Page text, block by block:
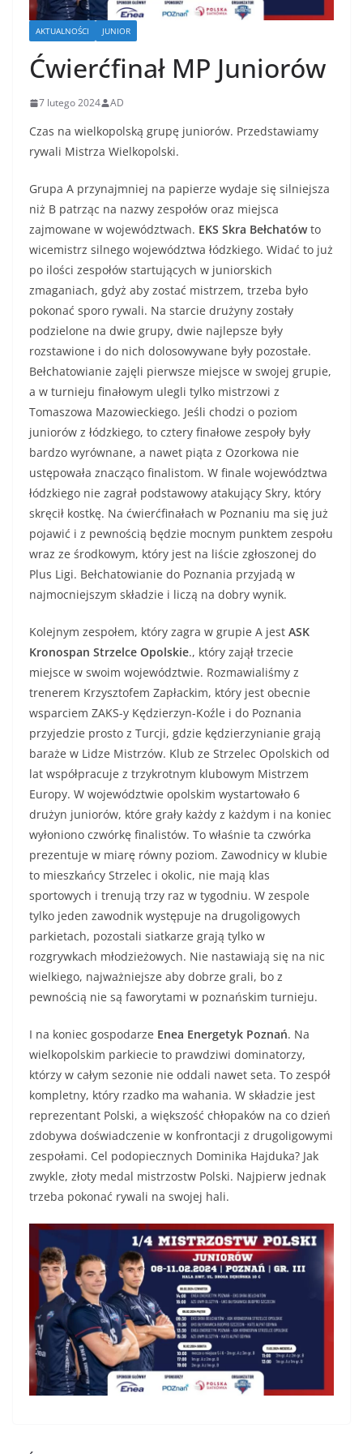
AKTUALNOŚCI JUNIOR
Ćwierćfinał MP Juniorów
7 lutego 2024 AD
Czas na wielkopolską grupę juniorów. Przedstawiamy
rywali Mistrza Wielkopolski.
Grupa A przynajmniej na papierze wydaje się silniejsza
niż B patrząc na nazwy zespołów oraz miejsca
zajmowane w województwach. EKS Skra Bełchatówto
wicemistrz silnego województwa łódzkiego. Widać to już
po ilości zespołów startujących w juniorskich
zmaganiach, gdyż aby zostać mistrzem, trzeba było
pokonać sporo rywali. Na starcie drużyny zostały
podzielone na dwie grupy, dwie najlepsze były
rozstawione i do nich dolosowywane były pozostałe.
Bełchatowianie zajęli pierwsze miejsce w swojej grupie,
a w turnieju finałowym ulegli tylko mistrzowi z
Tomaszowa Mazowieckiego. Jeśli chodzi o poziom
juniorów z łódzkiego, to cztery finałowe zespoły były
bardzo wyrównane, a nawet piąta z Ozorkowa nie
ustępowała znacząco finalistom. W finale województwa
łódzkiego nie zagrał podstawowy atakujący Skry, który
skręcił kostkę. Na ćwierćfinałach w Poznaniu ma się już
pojawić i z pewnością będzie mocnym punktem zespołu
wraz ze środkowym, który jest na liście zgłoszonej do
Plus Ligi. Bełchatowianie do Poznania przyjadą w
najmocniejszym składzie i liczą na dobry wynik.
Kolejnym zespołem, który zagra w grupie A jest ASK
Kronospan Strzelce Opolskie., który zajął trzecie
miejsce w swoim województwie. Rozmawialiśmy z
trenerem Krzysztofem Zapłackim, który jest obecnie
wsparciem ZAKS-y Kędzierzyn-Koźle i do Poznania
przyjedzie prosto z Turcji, gdzie kędzierzynianie grają
baraże w Lidze Mistrzów. Klub ze Strzelec Opolskich od
lat współpracuje z trzykrotnym klubowym Mistrzem
Europy. W województwie opolskim wystartowało 6
drużyn juniorów, które grały każdy z każdym i na koniec
wyłoniono czwórkę finalistów. To właśnie ta czwórka
prezentuje w miarę równy poziom. Zawodnicy w klubie
to mieszkańcy Strzelec i okolic, nie mają klas
sportowych i trenują trzy raz w tygodniu. W zespole
tylko jeden zawodnik występuje na drugoligowych
parkietach, pozostali siatkarze grają tylko w
rozgrywkach młodzieżowych. Nie nastawiają się na nic
wielkiego, najważniejsze aby dobrze grali, bo z
pewnością nie są faworytami w poznańskim turnieju.
I na koniec gospodarze Enea Energetyk Poznań. Na
wielkopolskim parkiecie to prawdziwi dominatorzy,
którzy w całym sezonie nie oddali nawet seta. To zespół
kompletny, który rzadko ma wahania. W składzie jest
reprezentant Polski, a większość chłopaków na co dzień
zdobywa doświadczenie w konfrontacji z drugoligowymi
zespołami. Cel podopiecznych Dominika Hajduka? Jak
zwykle, złoty medal mistrzostw Polski. Najpierw jednak
trzeba pokonać rywali na swojej hali.